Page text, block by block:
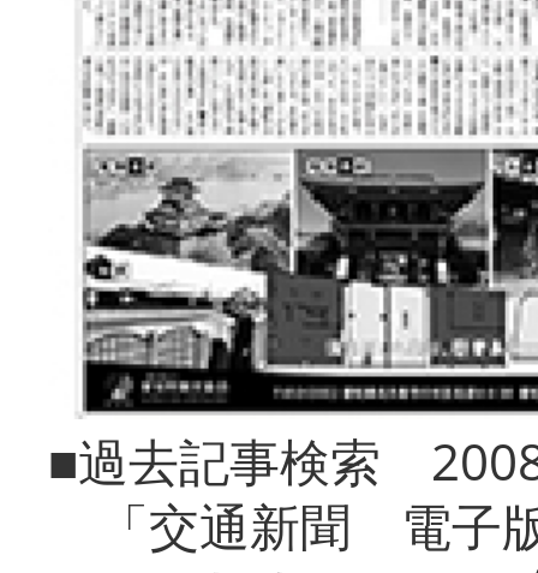
■過去記事検索
「交通新聞 電子